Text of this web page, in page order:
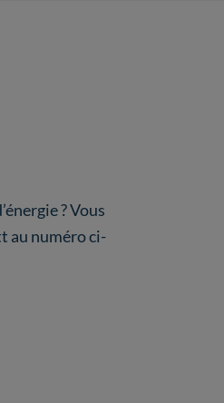
? Vous
au numéro ci-